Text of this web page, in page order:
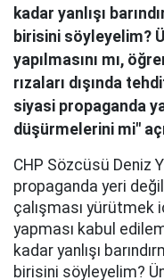
kadar yanlışı
birisini söyleyelim?
yapılmasını mı,
rızaları dışında
siyasi propaganda
düşürmelerini mi"
CHP Sözcüsü Deniz
propaganda yeri
çalışması
yapması kabul
kadar yanlışı
birisini söyleyelim?